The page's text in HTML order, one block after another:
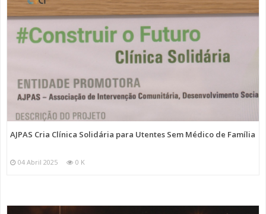
AJPAS Cria Clínica Solidária para Utentes Sem Médico de Família
04 Abril 2025 0 K